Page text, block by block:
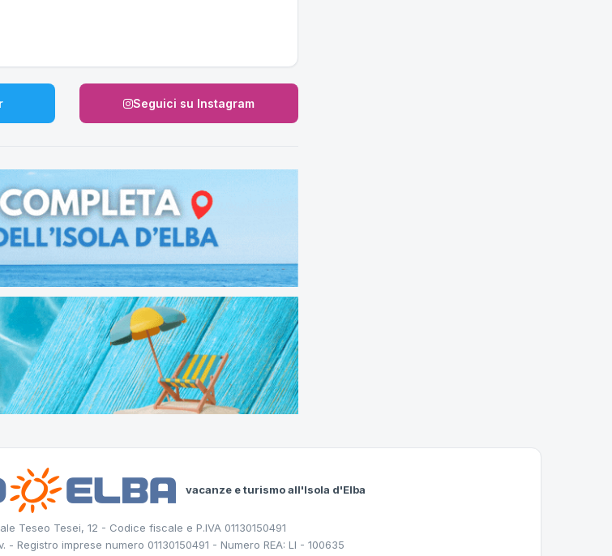
Seguici su Instagram
vacanze e turismo all'Isola d'Elba
Teseo Tesei, 12 - Codice fiscale e P.IVA 01130150491
Registro imprese numero 01130150491 - Numero REA: LI - 100635